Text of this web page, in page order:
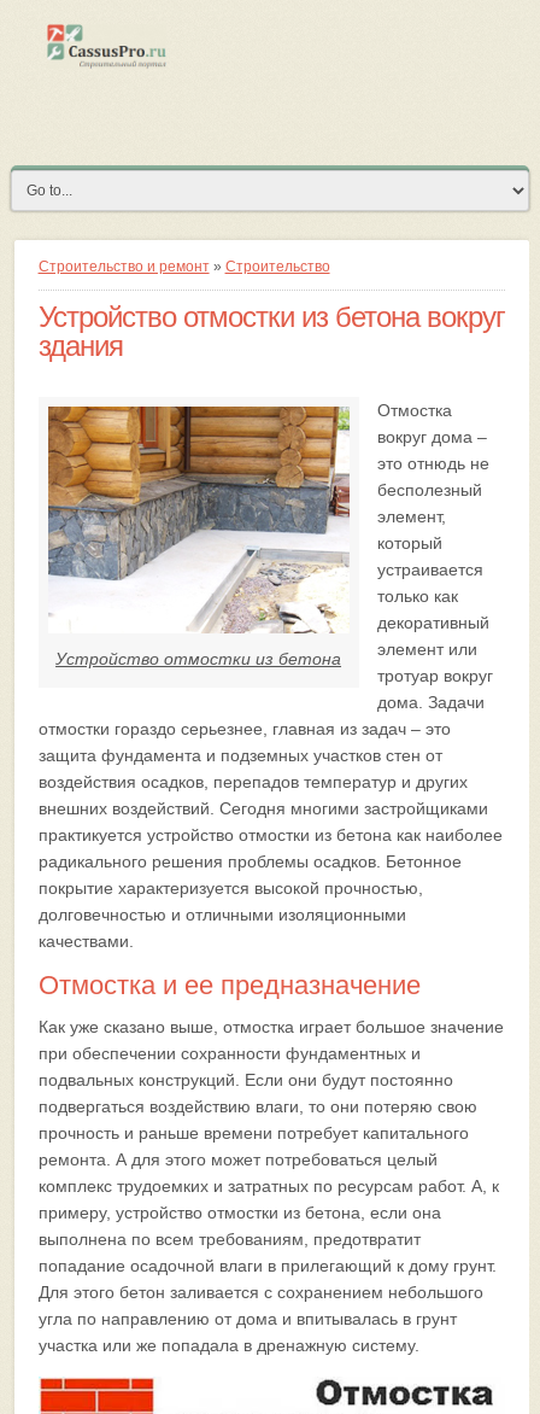
Строительство и ремонт» Строительство
Устройство отмостки из бетона вокруг
здания
Устройство отмостки из бетона
Отмостка
вокруг дома –
это отнюдь не
бесполезный
элемент,
который
устраивается
только как
декоративный
элемент или
тротуар вокруг
дома. Задачи
отмостки гораздо серьезнее, главная из задач – это
защита фундамента и подземных участков стен от
воздействия осадков, перепадов температур и других
внешних воздействий. Сегодня многими застройщиками
практикуется устройство отмостки из бетона как наиболее
радикального решения проблемы осадков. Бетонное
покрытие характеризуется высокой прочностью,
долговечностью и отличными изоляционными
качествами.
Отмостка и ее предназначение
Как уже сказано выше, отмостка играет большое значение
при обеспечении сохранности фундаментных и
подвальных конструкций. Если они будут постоянно
подвергаться воздействию влаги, то они потеряю свою
прочность и раньше времени потребует капитального
ремонта. А для этого может потребоваться целый
комплекс трудоемких и затратных по ресурсам работ. А, к
примеру, устройство отмостки из бетона, если она
выполнена по всем требованиям, предотвратит
попадание осадочной влаги в прилегающий к дому грунт.
Для этого бетон заливается с сохранением небольшого
угла по направлению от дома и впитывалась в грунт
участка или же попадала в дренажную систему.